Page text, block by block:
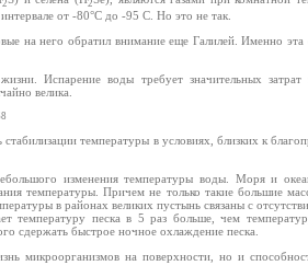
2 2
от -80°С до -95 С. Но это не так.
на него обратил внимание еще Галилей. Именно эта
Испарение воды требует значительных
велика.
температуры в условиях, близких к
изменения температуры воды. Моря и
температуры. Причем не только такие большие
в районах великих пустынь связаны с
температуру песка в 5 раз больше, чем
сдержать быстрое ночное охлаждение песка.
микроорганизмов на поверхности, но и